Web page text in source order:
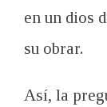
en un dios
su obrar.
Así, la